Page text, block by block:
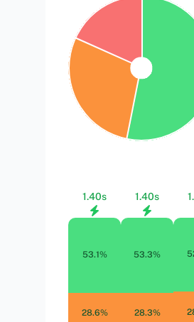
1.40s
53.1%
28.6%
1.40s
53.3%
28.3%